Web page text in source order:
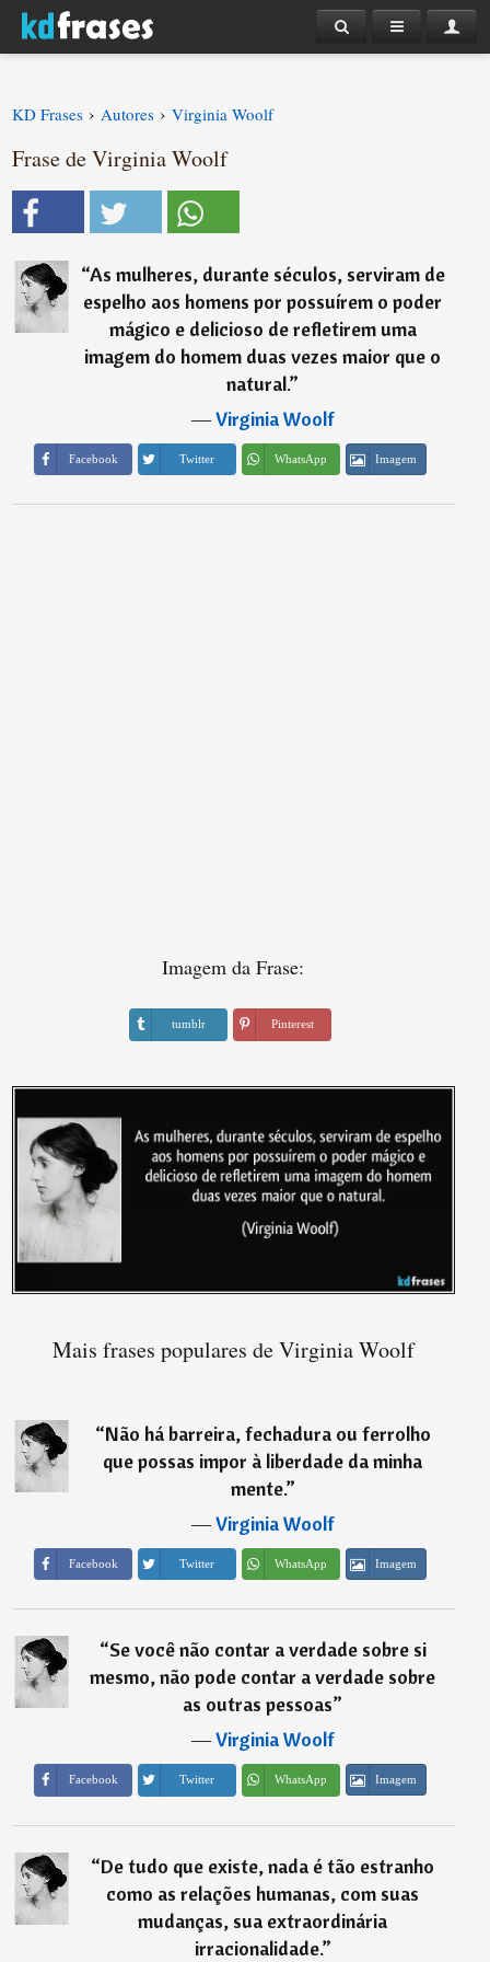
KD Frases › Autores › Virginia Woolf
Frase de Virginia Woolf
“As mulheres, durante séculos, serviram de
espelho aos homens por possuírem o poder
mágico e delicioso de refletirem uma
imagem do homem duas vezes maior que o
natural.”
―Virginia Woolf
Facebook Twitter WhatsApp Imagem
Imagem da Frase:
tumblr Pinterest
Mais frases populares de Virginia Woolf
“Não há barreira, fechadura ou ferrolho
que possas impor à liberdade da minha
mente.”
―Virginia Woolf
Facebook Twitter WhatsApp Imagem
“Se você não contar a verdade sobre si
mesmo, não pode contar a verdade sobre
as outras pessoas”
―Virginia Woolf
Facebook Twitter WhatsApp Imagem
“De tudo que existe, nada é tão estranho
como as relações humanas, com suas
mudanças, sua extraordinária
irracionalidade.”